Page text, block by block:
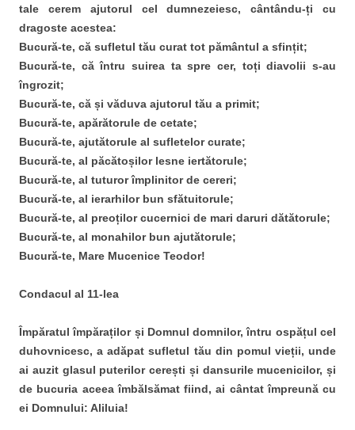
tale cerem ajutorul cel dumnezeiesc, cântându-ți cu
dragoste acestea:
Bucură-te, că sufletul tău curat tot pământul a sfințit;
Bucură-te, că întru suirea ta spre cer, toți diavolii s-au
îngrozit;
Bucură-te, că și văduva ajutorul tău a primit;
Bucură-te, apărătorule de cetate;
Bucură-te, ajutătorule al sufletelor curate;
Bucură-te, al păcătoșilor lesne iertătorule;
Bucură-te, al tuturor împlinitor de cereri;
Bucură-te, al ierarhilor bun sfătuitorule;
Bucură-te, al preoților cucernici de mari daruri dătătorule;
Bucură-te, al monahilor bun ajutătorule;
Bucură-te, Mare Mucenice Teodor!
Condacul al 11-lea
Împăratul împăraților și Domnul domnilor, întru ospățul cel
duhovnicesc, a adăpat sufletul tău din pomul vieții, unde
ai auzit glasul puterilor cerești și dansurile mucenicilor, și
de bucuria aceea îmbălsămat fiind, ai cântat împreună cu
ei Domnului: Aliluia!